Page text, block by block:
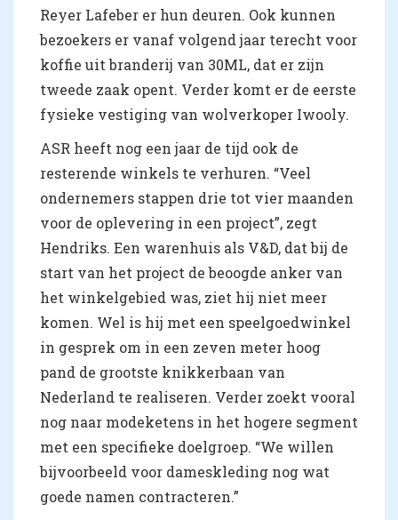
Reyer Lafeber er hun deuren. Ook kunnen
bezoekers er vanaf volgend jaar terecht voor
koffie uit branderij van 30ML, dat er zijn
tweede zaak opent. Verder komt er de eerste
fysieke vestiging van wolverkoper Iwooly.
ASR heeft nog een jaar de tijd ook de
resterende winkels te verhuren. “Veel
ondernemers stappen drie tot vier maanden
voor de oplevering in een project”, zegt
Hendriks. Een warenhuis als V&D, dat bij de
start van het project de beoogde anker van
het winkelgebied was, ziet hij niet meer
komen. Wel is hij met een speelgoedwinkel
in gesprek om in een zeven meter hoog
pand de grootste knikkerbaan van
Nederland te realiseren. Verder zoekt vooral
nog naar modeketens in het hogere segment
met een specifieke doelgroep. “We willen
bijvoorbeeld voor dameskleding nog wat
goede namen contracteren.”